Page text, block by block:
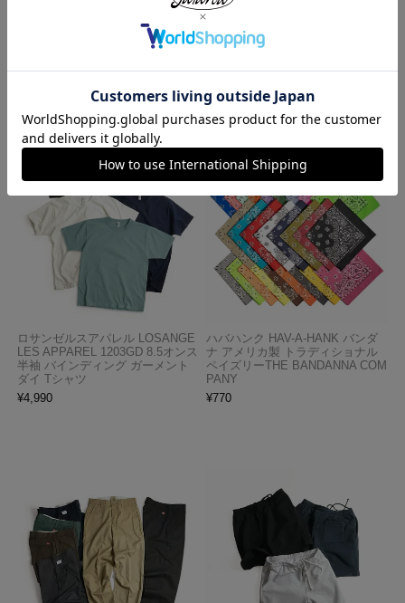
ロサンゼルスアパレル LOSANGE
半袖 ガーメントダイ ポケットTシ
キャンバー CAMBER 302 マック
ツ MADE IN USA
¥ 7,990
ロサンゼルスアパレル LOSANGE
LES APPAREL 1203GD 8.5オンス
半袖 バインディング ガーメント
ダイ Tシャツ
¥4,990
ハバハンク HAV-A-HANK バンダ
ナ アメリカ製 トラディショナル
ペイズリーTHE BANDANNA COM
PANY
¥770